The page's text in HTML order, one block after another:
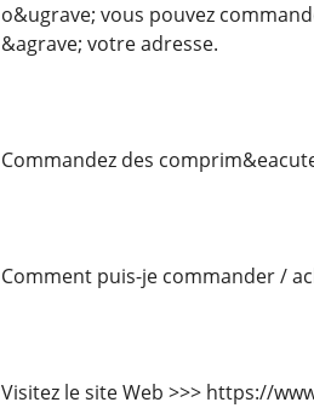
o&ugrave; vous pouvez
&agrave; votre adresse.
Commandez des
Comment puis-je commander /
Visitez le site Web >>> https://